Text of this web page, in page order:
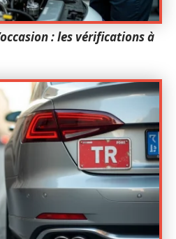
: les vérifications à